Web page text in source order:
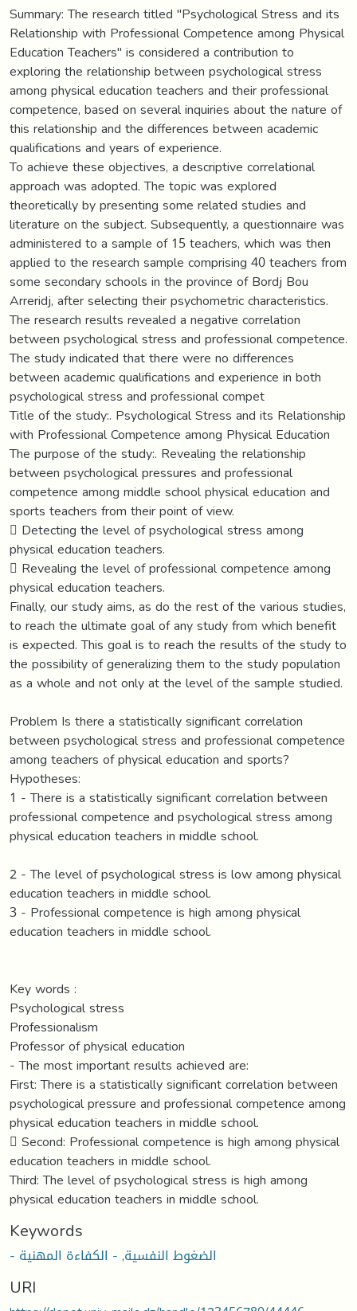
Summary: The research titled "Psychological Stress and its
Relationship with Professional Competence among Physical
Education Teachers" is considered a contribution to
exploring the relationship between psychological stress
among physical education teachers and their professional
competence, based on several inquiries about the nature of
this relationship and the differences between academic
qualifications and years of experience.
To achieve these objectives, a descriptive correlational
approach was adopted. The topic was explored
theoretically by presenting some related studies and
literature on the subject. Subsequently, a questionnaire was
administered to a sample of 15 teachers, which was then
applied to the research sample comprising 40 teachers from
some secondary schools in the province of Bordj Bou
Arreridj, after selecting their psychometric characteristics.
The research results revealed a negative correlation
between psychological stress and professional competence.
The study indicated that there were no differences
between academic qualifications and experience in both
psychological stress and professional compet
Title of the study:. Psychological Stress and its Relationship
with Professional Competence among Physical Education
The purpose of the study:. Revealing the relationship
between psychological pressures and professional
competence among middle school physical education and
sports teachers from their point of view.
 Detecting the level of psychological stress among
physical education teachers.
 Revealing the level of professional competence among
physical education teachers.
Finally, our study aims, as do the rest of the various studies,
to reach the ultimate goal of any study from which benefit
is expected. This goal is to reach the results of the study to
the possibility of generalizing them to the study population
as a whole and not only at the level of the sample studied.
Problem Is there a statistically significant correlation
between psychological stress and professional competence
among teachers of physical education and sports?
Hypotheses:
1 - There is a statistically significant correlation between
professional competence and psychological stress among
physical education teachers in middle school.
2 - The level of psychological stress is low among physical
education teachers in middle school.
3 - Professional competence is high among physical
education teachers in middle school.
Key words :
Psychological stress
Professionalism
Professor of physical education
- The most important results achieved are:
First: There is a statistically significant correlation between
psychological pressure and professional competence among
physical education teachers in middle school.
 Second: Professional competence is high among physical
education teachers in middle school.
Third: The level of psychological stress is high among
physical education teachers in middle school.
Keywords
- الضغوط النفسية,- الكفاءة المهنية
URI